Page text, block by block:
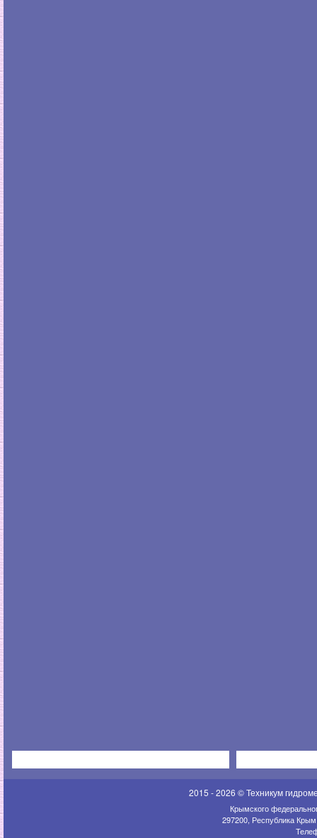
2015 - 2026 © Техникум
Крымского
297200, Республика